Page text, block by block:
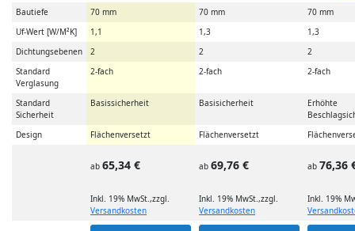
Bautiefe 70 mm 70 mm
70 mm
Uf-Wert [W/M²K]
1,1 1,3
1,3
Dichtungsebenen
2 2
2
Standard
Verglasung
2-fach 2-fach 2-fach
Standard
Sicherheit
Basissicherheit Basisicherheit
Erhöhte
Design
Flächenversetzt Flächenversetzt
ab 65,34 €
Inkl. 19% MwSt.,zzgl.
Versandkosten
ab 69,76 €
Inkl. 19% MwSt.,zzgl.
Versandkosten
ab 76,36
Inkl. 19%